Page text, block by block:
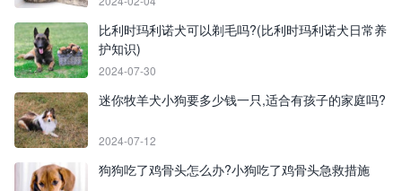
比利时玛利诺犬可以剃毛吗?(比利时玛利诺犬日常养
护知识)
2024-07-30
迷你牧羊犬小狗要多少钱一只,适合有孩子的家庭吗?
2024-07-12
狗狗吃了鸡骨头怎么办?小狗吃了鸡骨头急救措施